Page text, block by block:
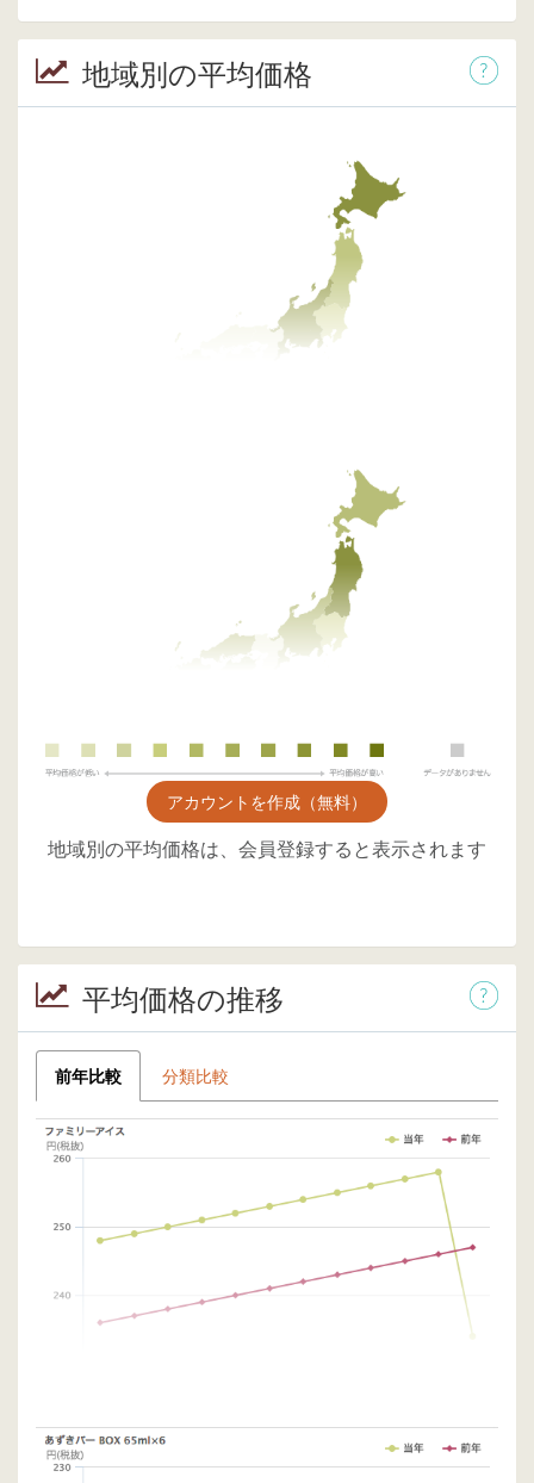
地域別の平均価格
アカウントを作成（無料）
地域別の平均価格は、会員登録すると表示されます
平均価格の推移
前年比較 分類比較